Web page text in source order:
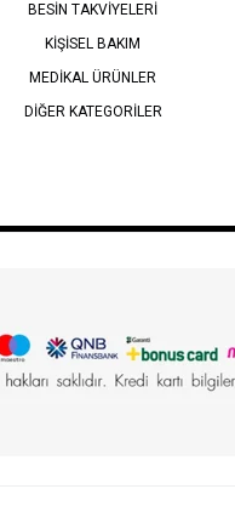
BESİN TAKVİYELERİ
KİŞİSEL BAKIM
MEDİKAL ÜRÜNLER
DİĞER KATEGORİLER